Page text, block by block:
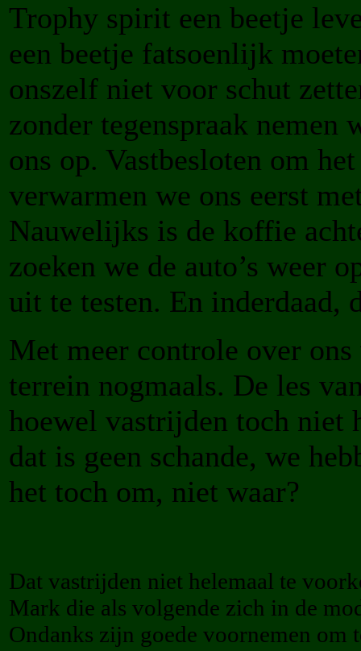
Trophy spirit een beetje
een beetje fatsoenlijk
onszelf niet voor schut
zonder tegenspraak nemen
ons op. Vastbesloten om
verwarmen we ons eerst
Nauwelijks is de koffie
zoeken we de auto’s weer
uit te testen. En inderdaad,
Met meer controle over
terrein nogmaals. De les
hoewel vastrijden toch niet
dat is geen schande, we
het toch om, niet waar?
Dat vastrijden niet helemaal te
Mark die als volgende zich in de
Ondanks zijn goede voornemen om